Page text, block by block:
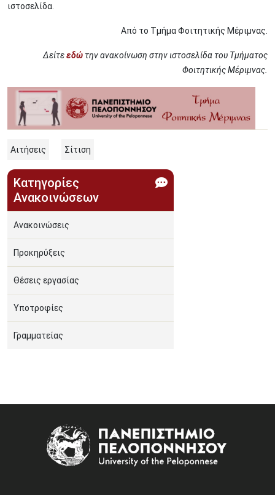
ιστοσελίδα.
Από το Τμήμα Φοιτητικής Μέριμνας.
Δείτεεδώ την ανακοίνωση στην ιστοσελίδα του Τμήματος
Φοιτητικής Μέριμνας.
Αιτήσεις Σίτιση
Κατηγορίες
Ανακοινώσεων
Ανακοινώσεις
Προκηρύξεις
Θέσεις εργασίας
Υποτροφίες
Γραμματείας